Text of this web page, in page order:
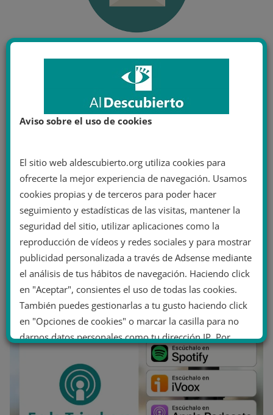
Aviso sobre el uso de cookies
El sitio web aldescubierto.org utiliza cookies para
ofrecerte la mejor experiencia de navegación. Usamos
cookies propias y de terceros para poder hacer
seguimiento y estadísticas de las visitas, mantener la
seguridad del sitio, utilizar aplicaciones como la
reproducción de vídeos y redes sociales y para mostrar
publicidad personalizada a través de Adsense mediante
el análisis de tus hábitos de navegación. Haciendo click
en "Aceptar", consientes el uso de todas las cookies.
También puedes gestionarlas a tu gusto haciendo click
en "Opciones de cookies" o marcar la casilla para no
darnos datos personales como tu dirección IP. Por
último, puedes leer nuestra Política de cookies.
No dar mi información personal